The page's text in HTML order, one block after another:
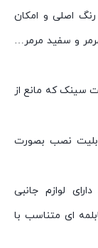
اصلی و امکان
و سفید مرمر…
سینک که مانع از
نصب بصورت
لوازم جانبی
ای متناسب با